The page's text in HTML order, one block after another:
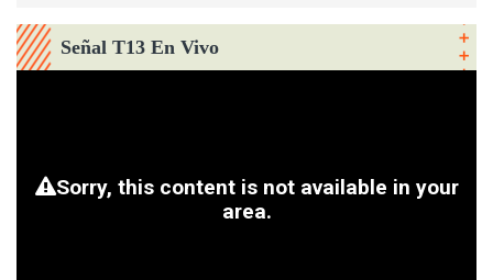
Señal T13 En Vivo